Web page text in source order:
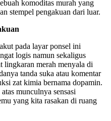
komoditas murah yang
stempel pengakuan dari luar.
pada layar ponsel ini
logis namun sekaligus
lingkaran merah menyala di
tanda suka atau komentar
zat kimia bernama dopamin.
munculnya sensasi
yang kita rasakan di ruang